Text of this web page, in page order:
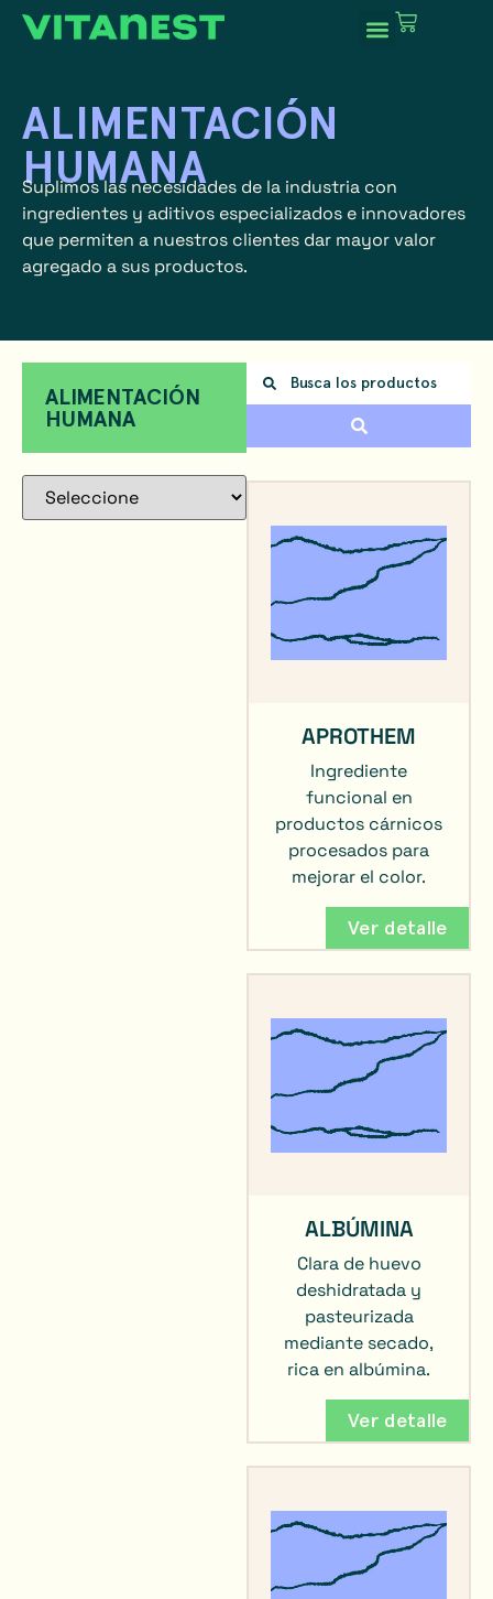
ALIMENTACIÓN
HUMANA
Suplimos las necesidades de la industria con
ingredientes y aditivos especializados e innovadores
que permiten a nuestros clientes dar mayor valor
agregado a sus productos.
ALIMENTACIÓN
HUMANA
APROTHEM
Ingrediente
funcional en
productos cárnicos
procesados para
mejorar el color.
Ver detalle
ALBÚMINA
Clara de huevo
deshidratada y
pasteurizada
mediante secado,
rica en albúmina.
Ver detalle